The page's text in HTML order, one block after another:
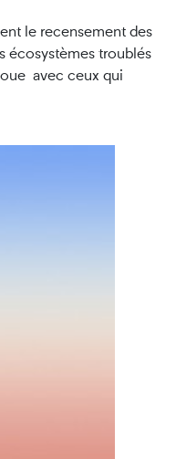
le recensement des
écosystèmes troublés
avec ceux qui